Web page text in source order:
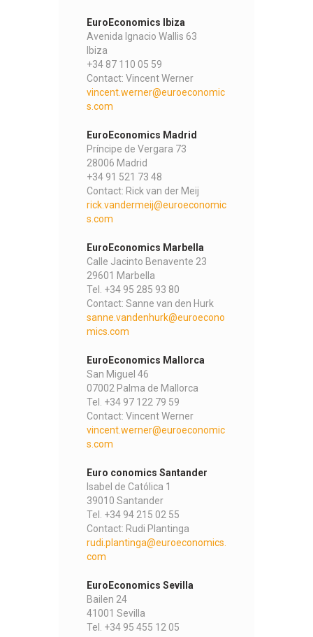
EuroEconomics Ibiza
Avenida Ignacio Wallis 63
Ibiza
+34 87 110 05 59
Contact: Vincent Werner
vincent.werner@euroeconomic
s.com
EuroEconomics Madrid
Príncipe de Vergara 73
28006 Madrid
+34 91 521 73 48
Contact: Rick van der Meij
rick.vandermeij@euroeconomic
s.com
EuroEconomics Marbella
Calle Jacinto Benavente 23
29601 Marbella
Tel. +34 95 285 93 80
Contact: Sanne van den Hurk
sanne.vandenhurk@euroecono
mics.com
EuroEconomics Mallorca
San Miguel 46
07002 Palma de Mallorca
Tel. +34 97 122 79 59
Contact: Vincent Werner
vincent.werner@euroeconomic
s.com
Euro conomics Santander
Isabel de Católica 1
39010 Santander
Tel. +34 94 215 02 55
Contact: Rudi Plantinga
rudi.plantinga@euroeconomics.
com
EuroEconomics Sevilla
Bailen 24
41001 Sevilla
Tel. +34 95 455 12 05